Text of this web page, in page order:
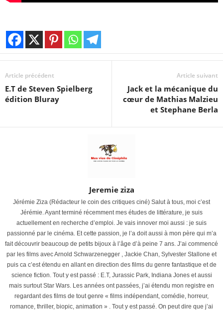
Article précédent
E.T de Steven Spielberg
édition Bluray
Article suivant
Jack et la mécanique du
cœur de Mathias Malzieu
et Stephane Berla
Jeremie ziza
Jérémie Ziza (Rédacteur le coin des critiques ciné) Salut à tous, moi c’est
Jérémie. Ayant terminé récemment mes études de littérature, je suis
actuellement en recherche d’emploi. Je vais innover moi aussi : je suis
passionné par le cinéma. Et cette passion, je l’a doit aussi à mon père qui m’a
fait découvrir beaucoup de petits bijoux à l’âge d’à peine 7 ans. J’ai commencé
par les films avec Arnold Schwarzenegger , Jackie Chan, Sylvester Stallone et
puis ca c’est étendu en allant en direction des films du genre fantastique et de
science fiction. Tout y est passé : E.T, Jurassic Park, Indiana Jones et aussi
mais surtout Star Wars. Les années ont passées, j’ai étendu mon registre en
regardant des films de tout genre « films indépendant, comédie, horreur,
romance, thriller, biopic, animation » . Tout y est passé. On peut dire que j’ai